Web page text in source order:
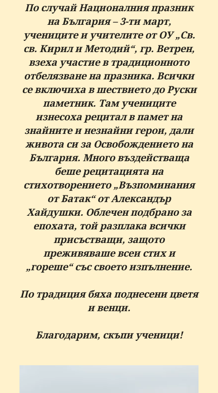
По случай Националния празник
на България – 3-ти март,
учениците и учителите от ОУ „Св.
св. Кирил и Методий“, гр. Ветрен,
взеха участие в традиционното
отбелязване на празника. Всички
се включиха в шествието до Руски
паметник. Там учениците
изнесоха рецитал в памет на
знайните и незнайни герои, дали
живота си за Освобождението на
България. Много въздействаща
беше рецитацията на
стихотворението „Възпоминания
от Батак“ от Александър
Хайдушки. Облечен подбрано за
епохата, той разплака всички
присъстващи, защото
преживяваше всеи стих и
„гореше“ със своето изпълнение.
По традиция бяха поднесени цветя
и венци.
Благодарим, скъпи ученици!